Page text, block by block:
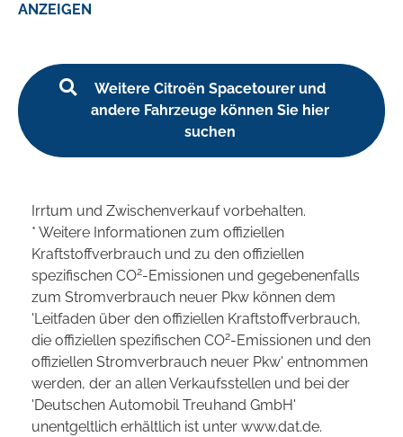
ANZEIGEN
Weitere Citroën Spacetourer und
andere Fahrzeuge können Sie hier
suchen
Irrtum und Zwischenverkauf vorbehalten.
* Weitere Informationen zum offiziellen
Kraftstoffverbrauch und zu den offiziellen
spezifischen CO2-Emissionen und gegebenenfalls
zum Stromverbrauch neuer Pkw können dem
'Leitfaden über den offiziellen Kraftstoffverbrauch,
die offiziellen spezifischen CO2-Emissionen und den
offiziellen Stromverbrauch neuer Pkw' entnommen
werden, der an allen Verkaufsstellen und bei der
'Deutschen Automobil Treuhand GmbH'
unentgeltlich erhältlich ist unter www.dat.de.